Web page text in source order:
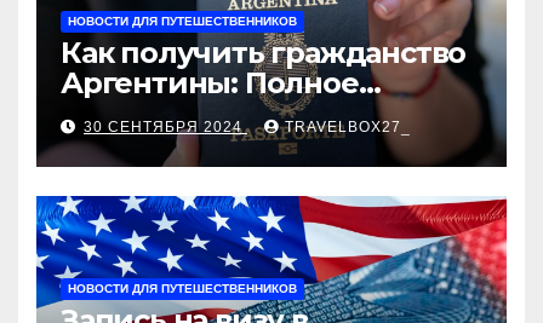
НОВОСТИ ДЛЯ ПУТЕШЕСТВЕННИКОВ
Как получить гражданство
Аргентины: Полное
руководство
30 СЕНТЯБРЯ 2024 TRAVELBOX27_
НОВОСТИ ДЛЯ ПУТЕШЕСТВЕННИКОВ